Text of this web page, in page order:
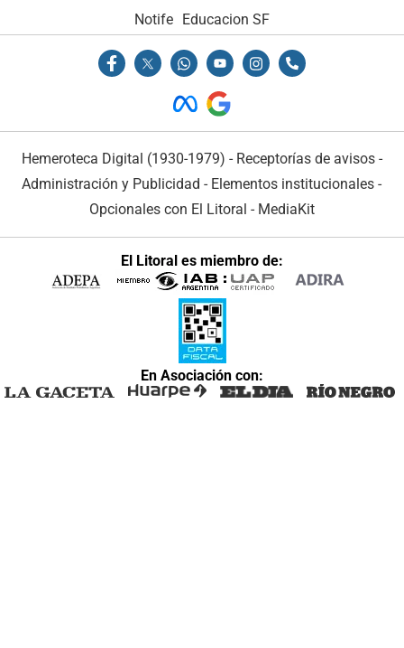
Notife Educacion SF
Hemeroteca Digital (1930-1979) - Receptorías de avisos -
Administración y Publicidad - Elementos institucionales -
Opcionales con El Litoral - MediaKit
El Litoral es miembro de:
En Asociación con: